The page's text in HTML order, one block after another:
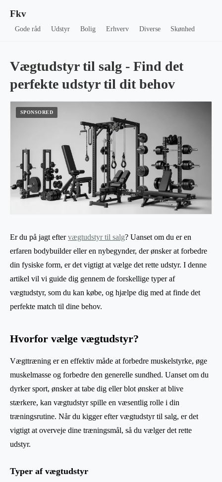
Fkv
Gode råd Udstyr Bolig Erhverv Diverse Skønhed
Vægtudstyr til salg - Find det
perfekte udstyr til dit behov
Er du på jagt eftervægtudstyr til salg? Uanset om du er en
erfaren bodybuilder eller en nybegynder, der ønsker at forbedre
din fysiske form, er det vigtigt at vælge det rette udstyr. I denne
artikel vil vi guide dig gennem de forskellige typer af
vægtudstyr, som du kan købe, og hjælpe dig med at finde det
perfekte match til dine behov.
Hvorfor vælge vægtudstyr?
Vægttræning er en effektiv måde at forbedre muskelstyrke, øge
muskelmasse og forbedre den generelle sundhed. Uanset om du
dyrker sport, ønsker at tabe dig eller blot ønsker at blive
stærkere, kan vægtudstyr spille en væsentlig rolle i din
træningsrutine. Når du kigger efter vægtudstyr til salg, er det
vigtigt at overveje dine træningsmål, så du vælger det rette
udstyr.
Typer af vægtudstyr